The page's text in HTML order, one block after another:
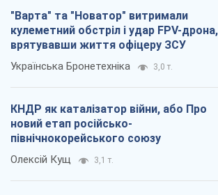
"Варта" та "Новатор" витримали
кулеметний обстріл і удар FPV-дрона,
врятувавши життя офіцеру ЗСУ
Українська Бронетехніка 3,0 т.
КНДР як каталізатор війни, або Про
новий етап російсько-
північнокорейського союзу
Олексій Кущ 3,1 т.